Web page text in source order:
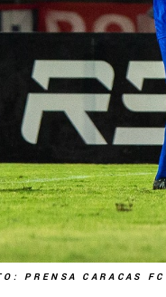
PRENSA CARACAS FC